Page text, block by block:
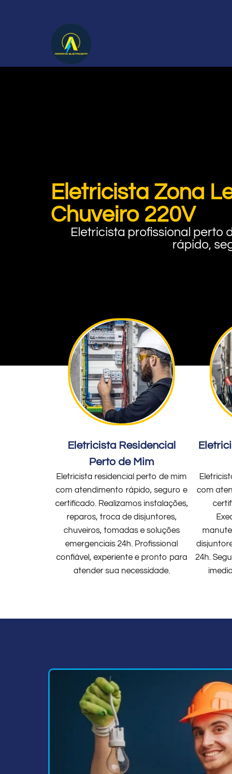
Eletricista Zona
Chuveiro 220V
Eletricista profissional perto
rápido,
Eletricista Residencial
Perto de Mim
Eletricista residencial perto de mim
com atendimento rápido, seguro e
certificado. Realizamos instalações,
reparos, troca de disjuntores,
chuveiros, tomadas e soluções
emergenciais 24h. Profissional
confiável, experiente e pronto para
atender sua necessidade.
com
24h.